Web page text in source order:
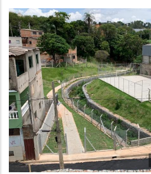
navegação